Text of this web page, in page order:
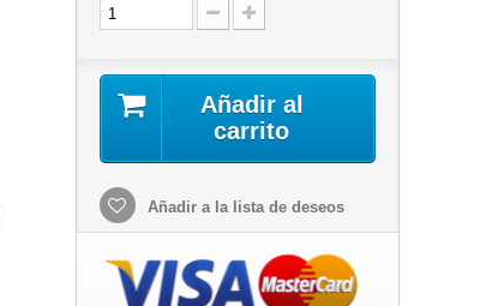
Añadir al
carrito
Añadir a la lista de deseos